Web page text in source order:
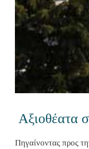
Αξιοθέατα
Πηγαίνοντας προς